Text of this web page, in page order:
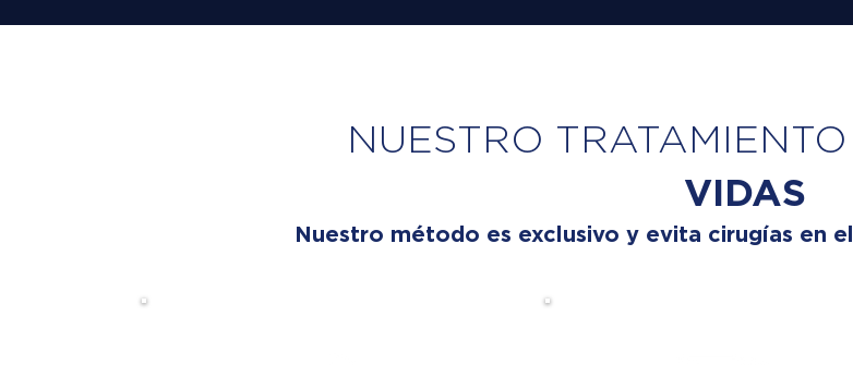
NUESTRO TRATAMIENTO
VIDAS
Nuestro método es exclusivo y evita cirugías en el